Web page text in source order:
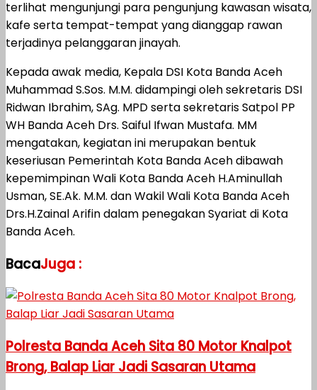
terlihat mengunjungi para pengunjung kawasan wisata,
kafe serta tempat-tempat yang dianggap rawan
terjadinya pelanggaran jinayah.
Kepada awak media, Kepala DSI Kota Banda Aceh
Muhammad S.Sos. M.M. didampingi oleh sekretaris DSI
Ridwan Ibrahim, SAg. MPD serta sekretaris Satpol PP
WH Banda Aceh Drs. Saiful Ifwan Mustafa. MM
mengatakan, kegiatan ini merupakan bentuk
keseriusan Pemerintah Kota Banda Aceh dibawah
kepemimpinan Wali Kota Banda Aceh H.Aminullah
Usman, SE.Ak. M.M. dan Wakil Wali Kota Banda Aceh
Drs.H.Zainal Arifin dalam penegakan Syariat di Kota
Banda Aceh.
BacaJuga :
Polresta Banda Aceh Sita 80 Motor Knalpot
Brong, Balap Liar Jadi Sasaran Utama